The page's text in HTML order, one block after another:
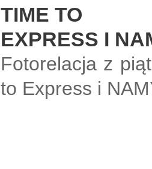
TIME TO
EXPRESS I
Fotorelacja z
to Express i